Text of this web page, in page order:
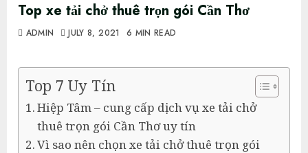
Top xe tải chở thuê trọn gói Cần Thơ
ADMIN JULY 8, 2021 6 MIN READ
Top 7 Uy Tín
Hiệp Tâm – cung cấp dịch vụ xe tải chở
thuê trọn gói Cần Thơ uy tín
Vì sao nên chọn xe tải chở thuê trọn gói